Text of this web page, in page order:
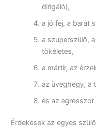
dirigáló),
a jó fej, a barát
a szuperszülő,
tökéletes,
a mártír, az
az üveghegy, a
és az
Érdekesek az egyes